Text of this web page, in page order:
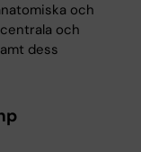
och
och
dess